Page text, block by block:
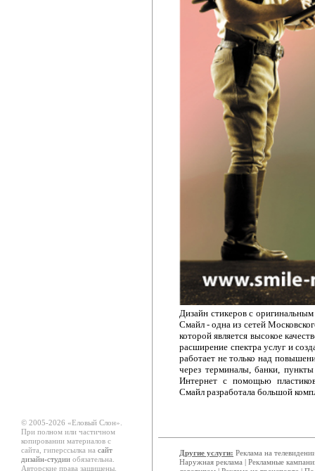
Дизайн стикеров с
Смайл - одна из сетей
которой является высокое
расширение спектра услуг и
работает не только над
через терминалы, банки,
Интернет с помощью
Смайл разработала большой
© 2005-2026 «Еловый Cлон».
При полном или частичном
копировании материалов с
сайта, гиперссылка на сайт
дизайн-студии обязательна.
Авторские права защищены.
Другие услуги: Реклама на
Наружная реклама | Рекламные